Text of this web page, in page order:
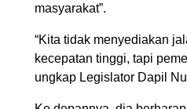
masyarakat”.
“Kita tidak menyediakan
kecepatan tinggi, tapi
ungkap Legislator Dapil